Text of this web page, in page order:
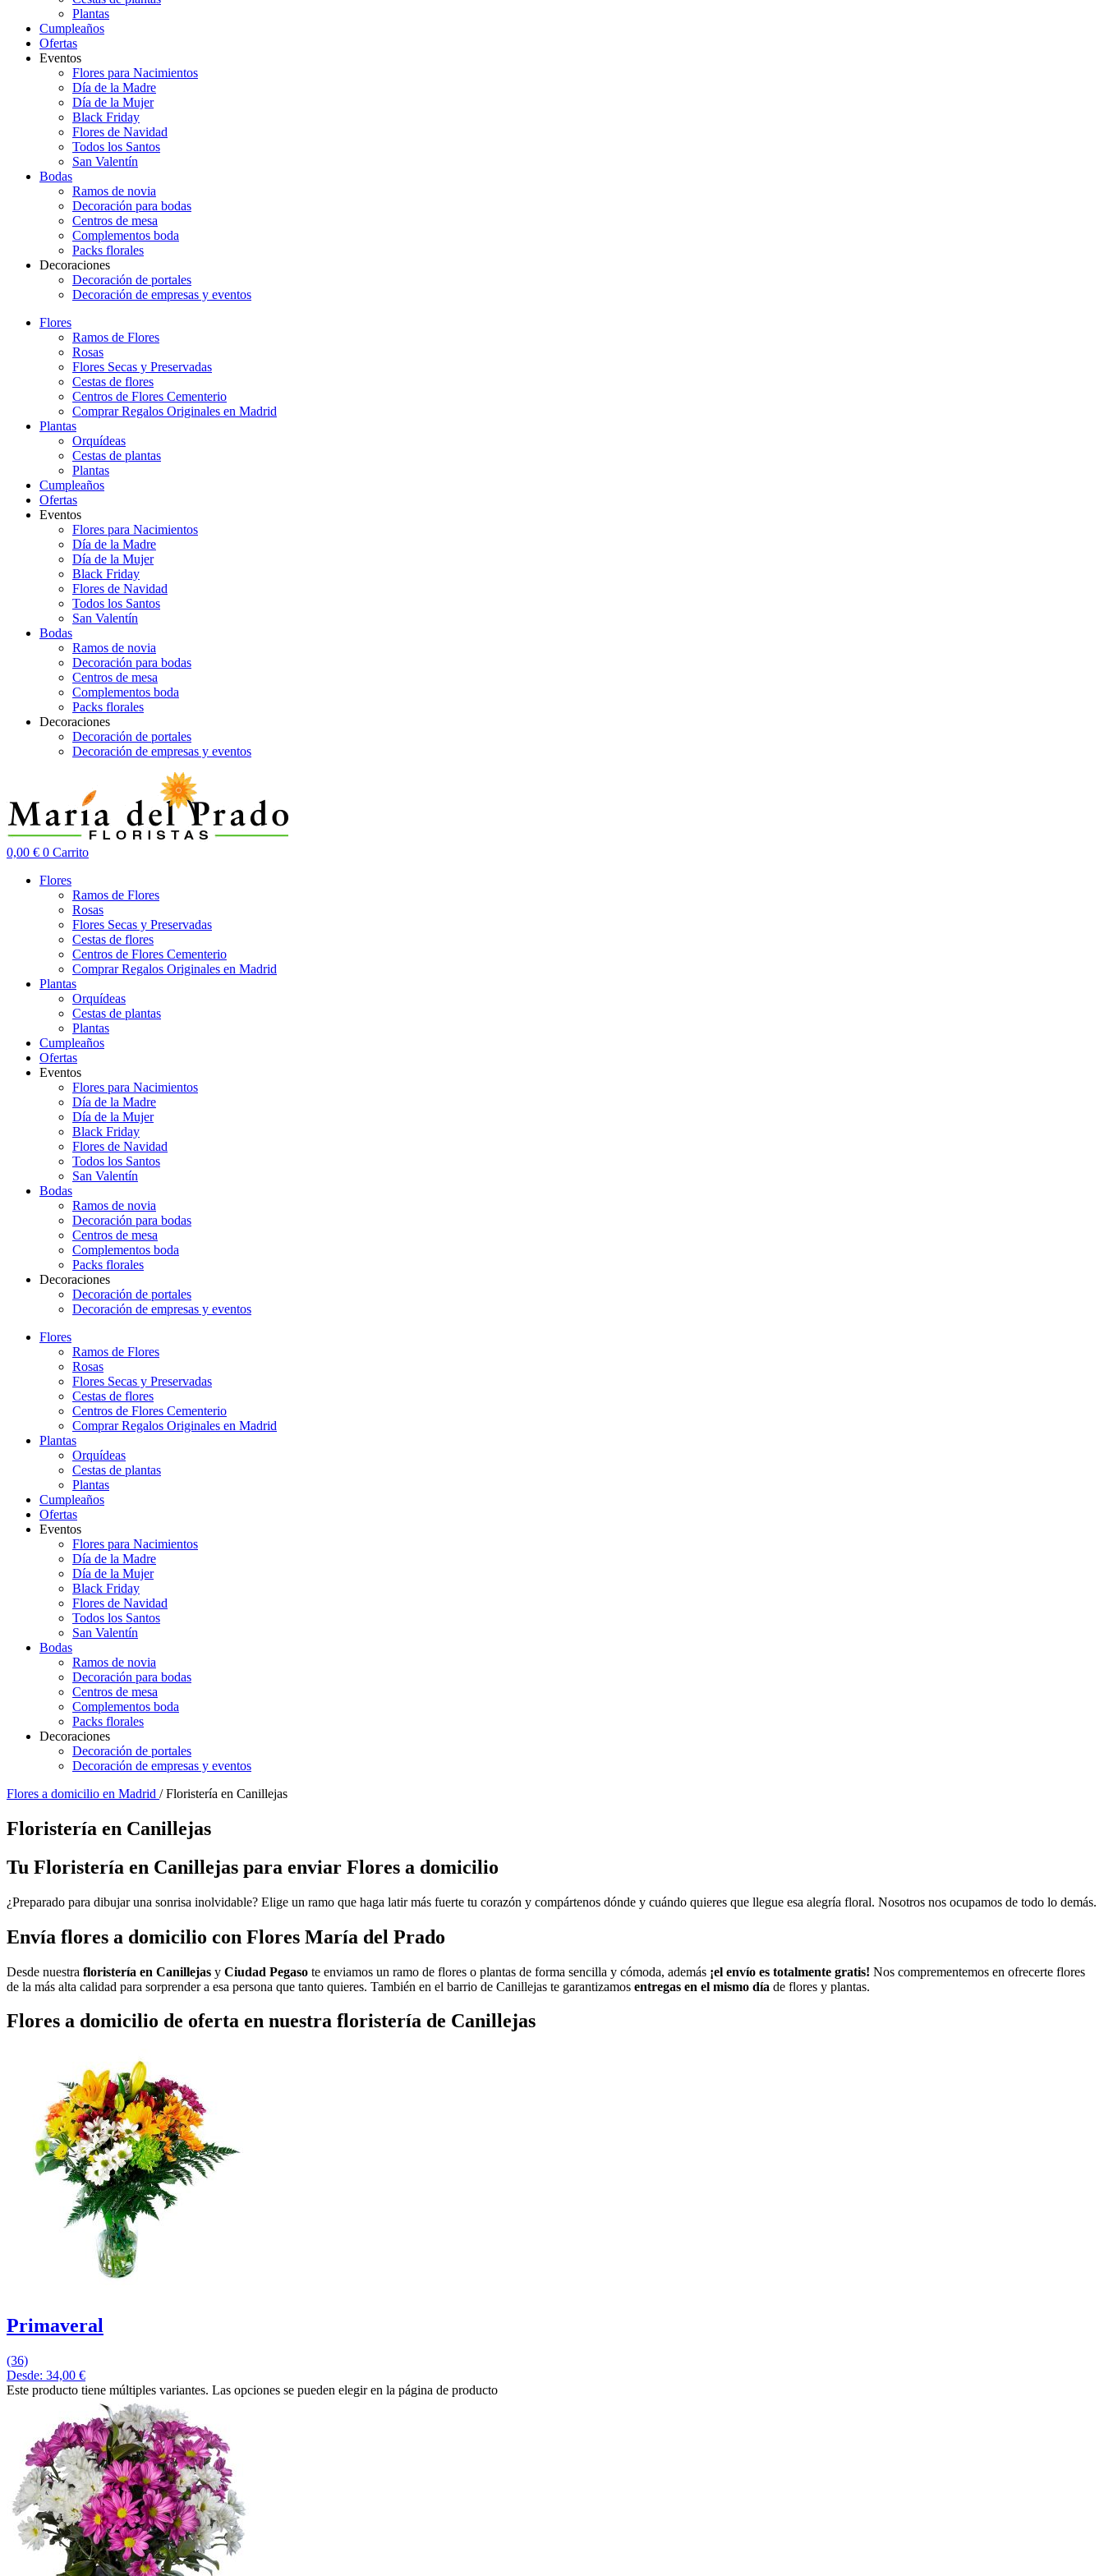
Plantas
Cumpleaños
Ofertas
Eventos
Flores para Nacimientos
Día de la Madre
Día de la Mujer
Black Friday
Flores de Navidad
Todos los Santos
San Valentín
Bodas
Ramos de novia
Decoración para bodas
Centros de mesa
Complementos boda
Packs florales
Decoraciones
Decoración de portales
Decoración de empresas y eventos
Flores
Ramos de Flores
Rosas
Flores Secas y Preservadas
Cestas de flores
Centros de Flores Cementerio
Comprar Regalos Originales en Madrid
Plantas
Orquídeas
Cestas de plantas
Plantas
Cumpleaños
Ofertas
Eventos
Flores para Nacimientos
Día de la Madre
Día de la Mujer
Black Friday
Flores de Navidad
Todos los Santos
San Valentín
Bodas
Ramos de novia
Decoración para bodas
Centros de mesa
Complementos boda
Packs florales
Decoraciones
Decoración de portales
Decoración de empresas y eventos
0,00 € 0 Carrito
Flores
Ramos de Flores
Rosas
Flores Secas y Preservadas
Cestas de flores
Centros de Flores Cementerio
Comprar Regalos Originales en Madrid
Plantas
Orquídeas
Cestas de plantas
Plantas
Cumpleaños
Ofertas
Eventos
Flores para Nacimientos
Día de la Madre
Día de la Mujer
Black Friday
Flores de Navidad
Todos los Santos
San Valentín
Bodas
Ramos de novia
Decoración para bodas
Centros de mesa
Complementos boda
Packs florales
Decoraciones
Decoración de portales
Decoración de empresas y eventos
Flores
Ramos de Flores
Rosas
Flores Secas y Preservadas
Cestas de flores
Centros de Flores Cementerio
Comprar Regalos Originales en Madrid
Plantas
Orquídeas
Cestas de plantas
Plantas
Cumpleaños
Ofertas
Eventos
Flores para Nacimientos
Día de la Madre
Día de la Mujer
Black Friday
Flores de Navidad
Todos los Santos
San Valentín
Bodas
Ramos de novia
Decoración para bodas
Centros de mesa
Complementos boda
Packs florales
Decoraciones
Decoración de portales
Decoración de empresas y eventos
Flores a domicilio en Madrid / Floristería en Canillejas
Floristería en Canillejas
Tu Floristería en Canillejas para enviar Flores a domicilio
¿Preparado para dibujar una sonrisa inolvidable? Elige un ramo que haga latir más fuerte tu corazón y compártenos dónde y cuándo quieres que llegue esa alegría floral. Nosotros nos ocupamos de todo lo demás.
Envía flores a domicilio con Flores María del Prado
Desde nuestra floristería en Canillejas y Ciudad Pegaso te enviamos un ramo de flores o plantas de forma sencilla y cómoda, además ¡el envío es totalmente gratis! Nos comprementemos en ofrecerte flores
de la más alta calidad para sorprender a esa persona que tanto quieres. También en el barrio de Canillejas te garantizamos entregas en el mismo día de flores y plantas.
Flores a domicilio de oferta en nuestra floristería de Canillejas
Primaveral
(36)
Desde: 34,00 €
Este producto tiene múltiples variantes. Las opciones se pueden elegir en la página de producto